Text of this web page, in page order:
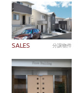
SALES 分譲物件